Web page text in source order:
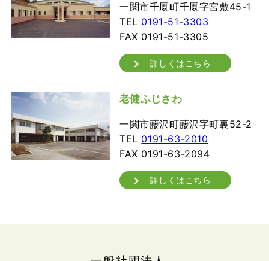
一関市千厩町千厩字宮敷45-1
TEL 0191-51-3303
FAX 0191-51-3305
詳しくはこちら
老健ふじさわ
一関市藤沢町藤沢字町裏52-2
TEL 0191-63-2010
FAX 0191-63-2094
詳しくはこちら